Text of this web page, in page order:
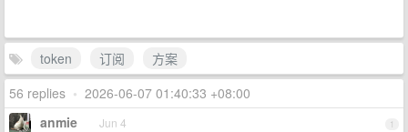
token 订阅
方案
56 replies • 2026-06-07 01:40:33 +08:00
1
anmie Jun 4